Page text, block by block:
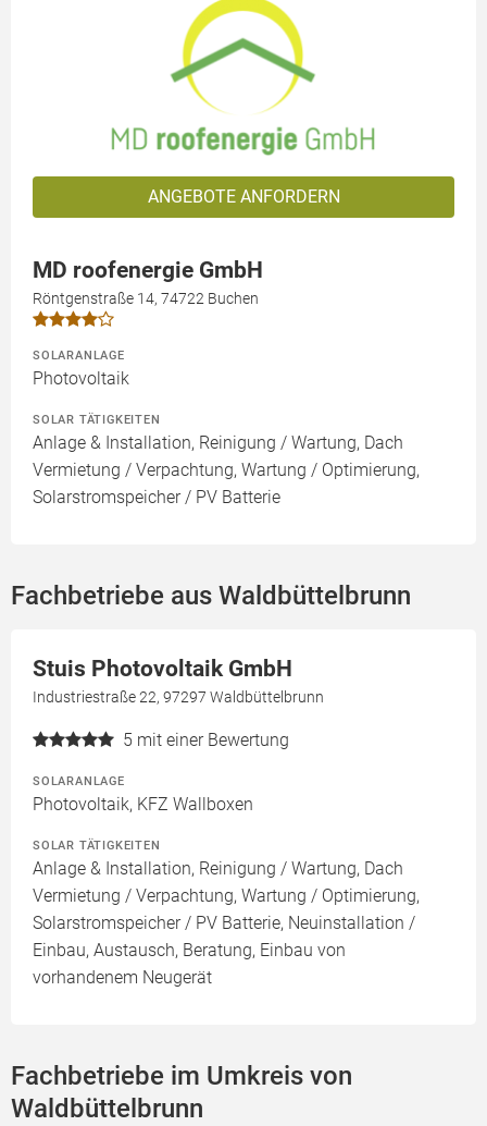
ANGEBOTE ANFORDERN
MD roofenergie GmbH
Röntgenstraße 14, 74722 Buchen
SOLARANLAGE
Photovoltaik
SOLAR TÄTIGKEITEN
Anlage & Installation, Reinigung / Wartung, Dach
Vermietung / Verpachtung, Wartung / Optimierung,
Solarstromspeicher / PV Batterie
Fachbetriebe aus Waldbüttelbrunn
Stuis Photovoltaik GmbH
Industriestraße 22, 97297 Waldbüttelbrunn
5 mit einer Bewertung
SOLARANLAGE
Photovoltaik, KFZ Wallboxen
SOLAR TÄTIGKEITEN
Anlage & Installation, Reinigung / Wartung, Dach
Vermietung / Verpachtung, Wartung / Optimierung,
Solarstromspeicher / PV Batterie, Neuinstallation /
Einbau, Austausch, Beratung, Einbau von
vorhandenem Neugerät
Fachbetriebe im Umkreis von
Waldbüttelbrunn